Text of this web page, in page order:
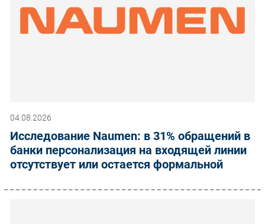
04.08.2026
Исследование Naumen: в 31% обращений в
банки персонализация на входящей линии
отсутствует или остается формальной